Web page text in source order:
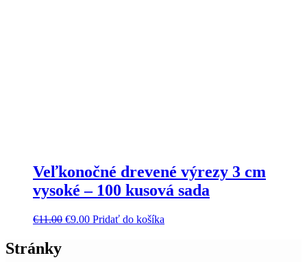
Veľkonočné drevené výrezy 3 cm
vysoké – 100 kusová sada
€11.00 €9.00 Pridať do košíka
Stránky